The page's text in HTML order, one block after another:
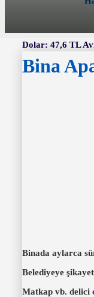
Dolar: 47,6 TL
Bina
Binada aylarca
Belediyeye
Matkap vb. delici